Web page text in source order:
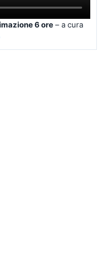
6 ore – a cura